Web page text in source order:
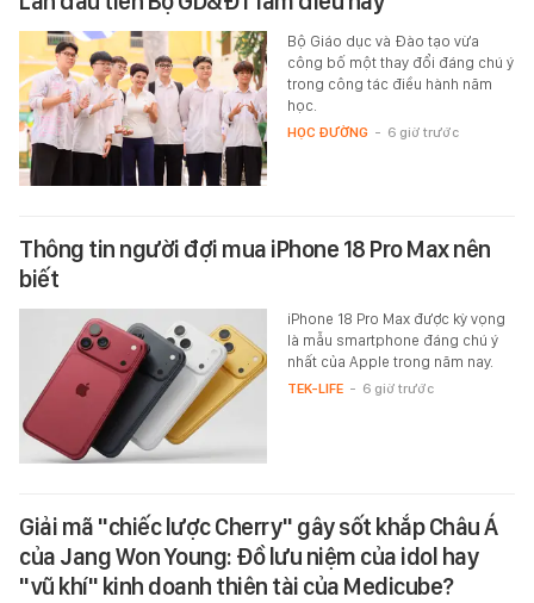
Bộ Giáo dục và Đào tạo vừa
công bố một thay đổi đáng chú ý
trong công tác điều hành năm
học.
HỌC ĐƯỜNG - 6 giờ trước
Thông tin người đợi mua iPhone 18 Pro Max nên
biết
iPhone 18 Pro Max được kỳ vọng
là mẫu smartphone đáng chú ý
nhất của Apple trong năm nay.
TEK-LIFE - 6 giờ trước
Giải mã "chiếc lược Cherry" gây sốt khắp Châu Á
của Jang Won Young: Đồ lưu niệm của idol hay
"vũ khí" kinh doanh thiên tài của Medicube?